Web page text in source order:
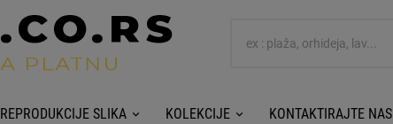
REPRODUKCIJE SLIKA KOLEKCIJE KONTAKTIRAJTE NAS